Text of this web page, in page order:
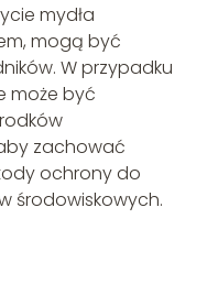
mydła
mogą być
W przypadku
może być
zachować
ochrony do
środowiskowych.